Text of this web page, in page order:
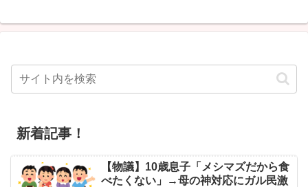
新着記事！
【物議】10歳息子「メシマズだから食
べたくない」→母の神対応にガル民激